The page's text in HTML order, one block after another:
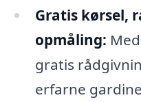
Gratis kørsel,
opmåling:
gratis
erfarne